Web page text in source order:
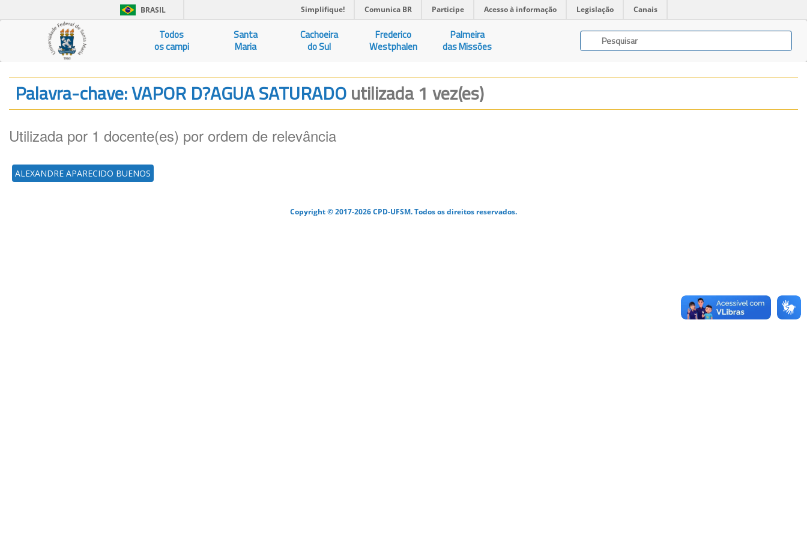
BRASIL Simplifique! Comunica BR Participe Acesso à informação Legislação Canais
Todos
os campi
Santa
Maria
Cachoeira
do Sul
Frederico
Westphalen
Palmeira
das Missões
Palavra-chave: VAPOR D?AGUA SATURADOutilizada 1 vez(es)
Utilizada por 1 docente(es) por ordem de relevância
ALEXANDRE APARECIDO BUENOS
Copyright © 2017-2026 CPD-UFSM. Todos os direitos reservados.